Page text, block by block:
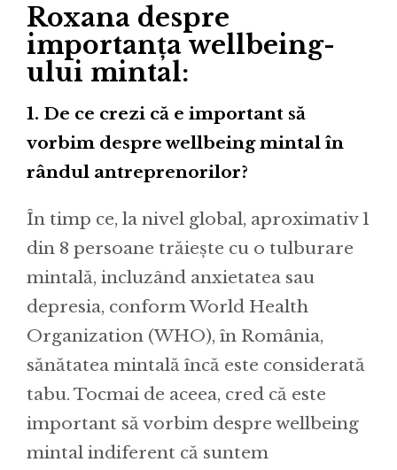
Roxana despre
importanța wellbeing-
ului mintal:
1. De ce crezi că e important să
vorbim despre wellbeing mintal în
rândul antreprenorilor?
În timp ce, la nivel global, aproximativ 1
din 8 persoane trăiește cu o tulburare
mintală, incluzând anxietatea sau
depresia, conform World Health
Organization (WHO), în România,
sănătatea mintală încă este considerată
tabu. Tocmai de aceea, cred că este
important să vorbim despre wellbeing
mintal indiferent că suntem